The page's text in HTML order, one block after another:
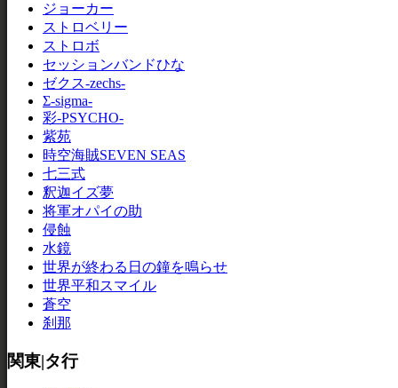
ジョーカー
ストロベリー
ストロボ
セッションバンドひな
ゼクス-zechs-
Σ-sigma-
彩-PSYCHO-
紫苑
時空海賊SEVEN SEAS
七三式
釈迦イズ夢
将軍オパイの助
侵蝕
水鏡
世界が終わる日の鐘を鳴らせ
世界平和スマイル
蒼空
刹那
関東|タ行